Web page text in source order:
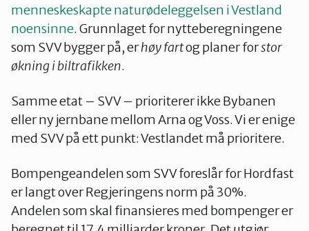
menneskeskapte naturødeleggelsen i Vestland
noensinne. Grunnlaget for nytteberegningene
som SVV bygger på, erhøy fartog planer forstor
økning i biltrafikken.
Samme etat – SVV – prioriterer ikke Bybanen
eller ny jernbane mellom Arna og Voss. Vi er enige
med SVV på ett punkt: Vestlandet må prioritere.
Bompengeandelen som SVV foreslår for Hordfast
er langt over Regjeringens norm på 30%.
Andelen som skal finansieres med bompenger er